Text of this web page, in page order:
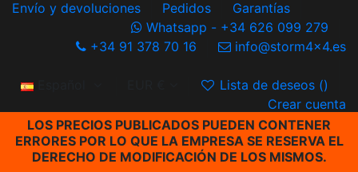
Envío y devoluciones Pedidos
Garantías
Whatsapp - +34 626 099 279
+34 91 378 70 16
info@storm4x4.es
Español Lista de deseos ()
Crear cuenta
LOS PRECIOS PUBLICADOS PUEDEN CONTENER
ERRORES POR LO QUE LA EMPRESA SE RESERVA EL
DERECHO DE MODIFICACIÓN DE LOS MISMOS.